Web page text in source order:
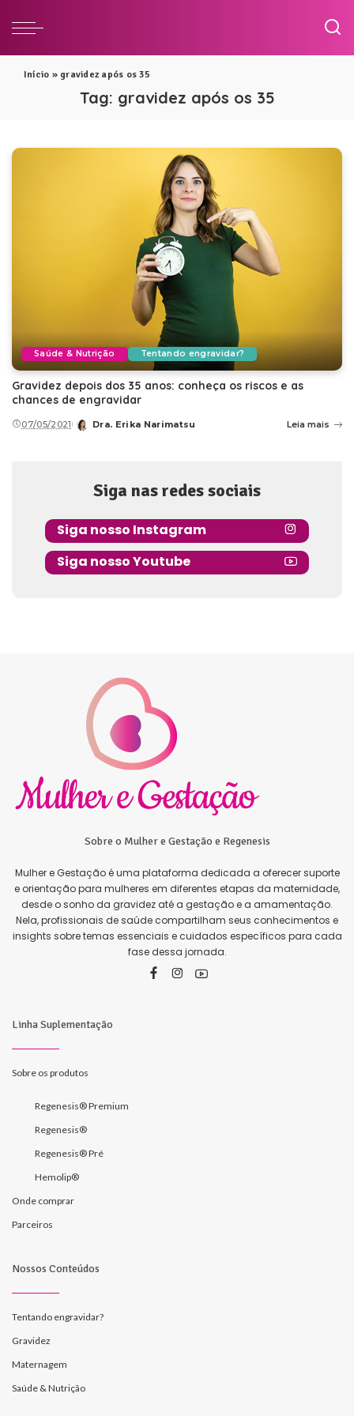
Início » gravidez após os 35
Tag: gravidez após os 35
Saúde & Nutrição Tentando engravidar?
Gravidez depois dos 35 anos: conheça os riscos e as
chances de engravidar
07/05/2021
Posted
Dra. Erika Narimatsu Leia mais
Siga nas redes sociais
Siga nosso Instagram
Siga nosso Youtube
Sobre o Mulher e Gestação e Regenesis
Mulher e Gestação é uma plataforma dedicada a oferecer suporte
e orientação para mulheres em diferentes etapas da maternidade,
desde o sonho da gravidez até a gestação e a amamentação.
Nela, profissionais de saúde compartilham seus conhecimentos e
insights sobre temas essenciais e cuidados específicos para cada
fase dessa jornada.
Linha Suplementação
Sobre os produtos
Regenesis® Premium
Regenesis®
Regenesis® Pré
Hemolip®
Onde comprar
Parceiros
Nossos Conteúdos
Tentando engravidar?
Gravidez
Maternagem
Saúde & Nutrição